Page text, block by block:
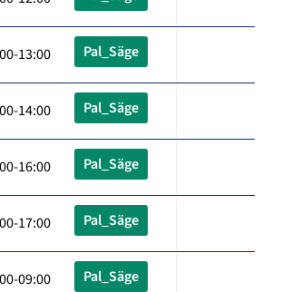
13:00 Pal_Säge
14:00 Pal_Säge
16:00 Pal_Säge
17:00 Pal_Säge
09:00 Pal_Säge